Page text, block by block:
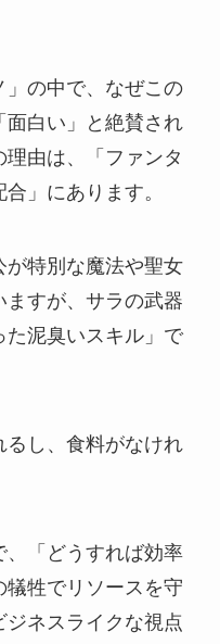
の中で、なぜこの
白い」と絶賛され
由は、「ファンタ
」にあります。
が特別な魔法や聖女
すが、サラの武器
た泥臭いスキル」で
るし、食料がなけれ
、「どうすれば効率
牲でリソースを守
ネスライクな視点